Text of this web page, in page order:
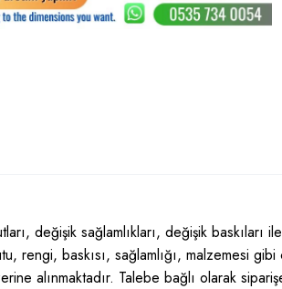
değişik sağlamlıkları, değişik baskıları
rengi, baskısı, sağlamlığı, malzemesi
alınmaktadır. Talebe bağlı olarak